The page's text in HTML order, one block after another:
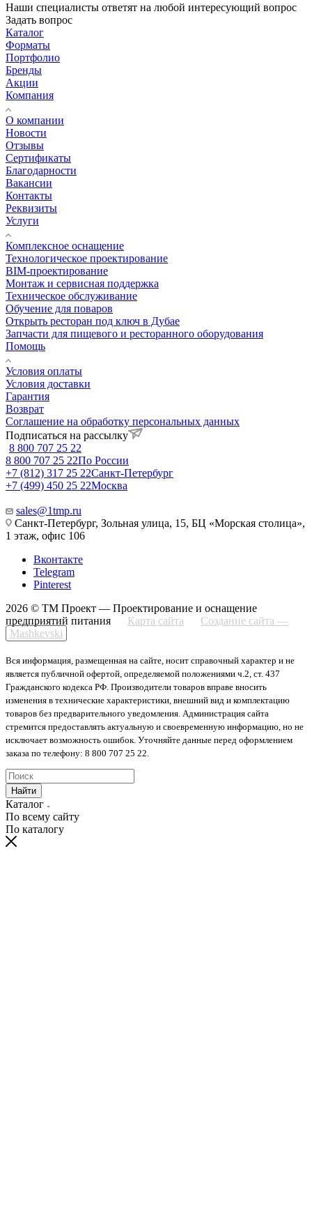
Наши специалисты ответят на любой интересующий вопрос
Задать вопрос
Каталог
Форматы
Портфолио
Бренды
Акции
Компания
О компании
Новости
Отзывы
Сертификаты
Благодарности
Вакансии
Контакты
Реквизиты
Услуги
Комплексное оснащение
Технологическое проектирование
BIM-проектирование
Монтаж и сервисная поддержка
Техническое обслуживание
Обучение для поваров
Открыть ресторан под ключ в Дубае
Запчасти для пищевого и ресторанного оборудования
Помощь
Условия оплаты
Условия доставки
Гарантия
Возврат
Соглашение на обработку персональных данных
Подписаться на рассылку
8 800 707 25 22
8 800 707 25 22По России
+7 (812) 317 25 22Санкт-Петербург
+7 (499) 450 25 22Москва
sales@1tmp.ru
Санкт-Петербург, Зольная улица, 15, БЦ «Морская столица»,
1 этаж, офис 106
Вконтакте
Telegram
Pinterest
2026 © ТМ Проект — Проектирование и оснащение
предприятий питания
Карта сайта
Создание сайта —
Mashkevski
Вся информация, размещенная на сайте, носит справочный характер и не
является публичной офертой, определяемой положениями ч.2, ст. 437
Гражданского кодекса РФ. Производители товаров вправе вносить
изменения в технические характеристики, внешний вид и комплектацию
товаров без предварительного уведомления. Администрация сайта
стремится предоставлять актуальную и своевременную информацию, но не
исключает возможность ошибок. Уточняйте данные перед оформлением
заказа по телефону: 8 800 707 25 22.
Найти
Каталог
По всему сайту
По каталогу